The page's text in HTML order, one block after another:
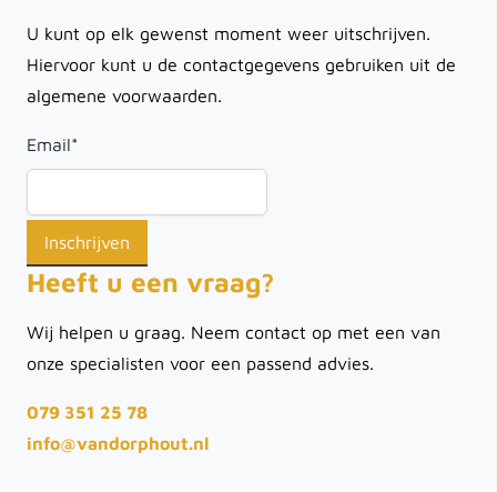
U kunt op elk gewenst moment weer uitschrijven.
Hiervoor kunt u de contactgegevens gebruiken uit de
algemene voorwaarden.
Email*
Heeft u een vraag?
Wij helpen u graag. Neem contact op met een van
onze specialisten voor een passend advies.
079 351 25 78
info@vandorphout.nl